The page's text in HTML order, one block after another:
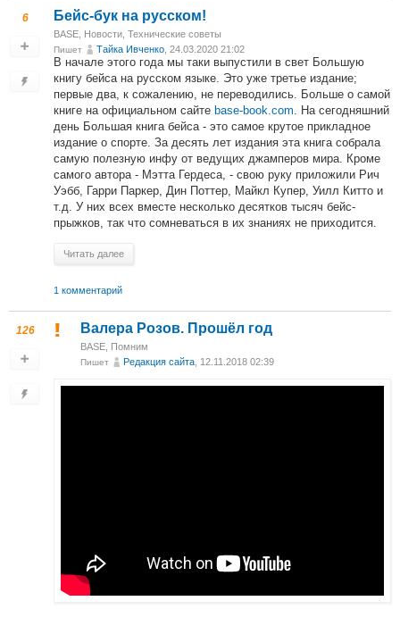
6 Бейс-бук на русском!
BASE Новости Технические советы
Пишет Тайка Ивченко , 24.03.2020 21:02
В начале этого года мы таки выпустили в свет Большую
книгу бейса на русском языке. Это уже третье издание;
первые два, к сожалению, не переводились. Больше о самой
книге на официальном сайте base-book.com. На сегодняшний
день Большая книга бейса - это самое крутое прикладное
издание о спорте. За десять лет издания эта книга собрала
самую полезную инфу от ведущих джамперов мира. Кроме
самого автора - Мэтта Гердеса, - свою руку приложили Рич
Уэбб, Гарри Паркер, Дин Поттер, Майкл Купер, Уилл Китто и
т.д. У них всех вместе несколько десятков тысяч бейс-
прыжков, так что сомневаться в их знаниях не приходится.
Читать далее
1 комментарий
126 Валера Розов. Прошёл год
BASE Помним
Пишет Редакция сайта , 12.11.2018 02:39